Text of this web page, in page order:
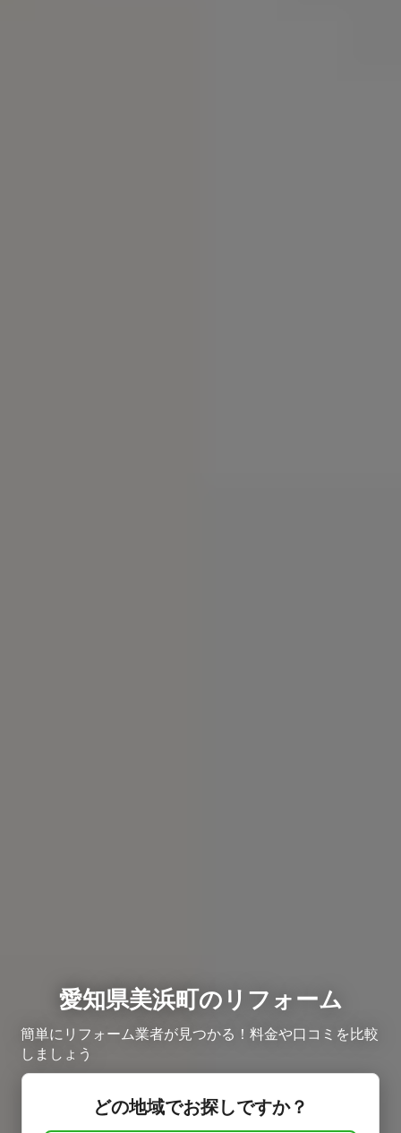
愛知県美浜町のリフォーム
簡単にリフォーム業者が見つかる！料金や口コミを比較
しましょう
どの地域でお探しですか？